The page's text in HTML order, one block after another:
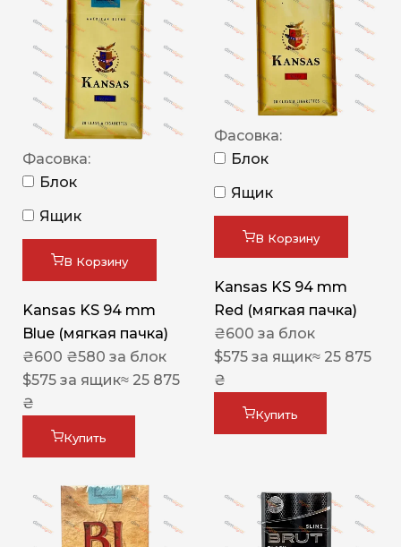
Фасовка:
Блок
Ящик
В Корзину
Kansas KS 94 mm
Blue (мягкая пачка)
₴600 ₴580 за блок
$575 за ящик≈ 25 875
₴
Купить
Фасовка:
Блок
Ящик
В Корзину
Kansas KS 94 mm
Red (мягкая пачка)
₴600 за блок
$575 за ящик≈ 25 875
₴
Купить